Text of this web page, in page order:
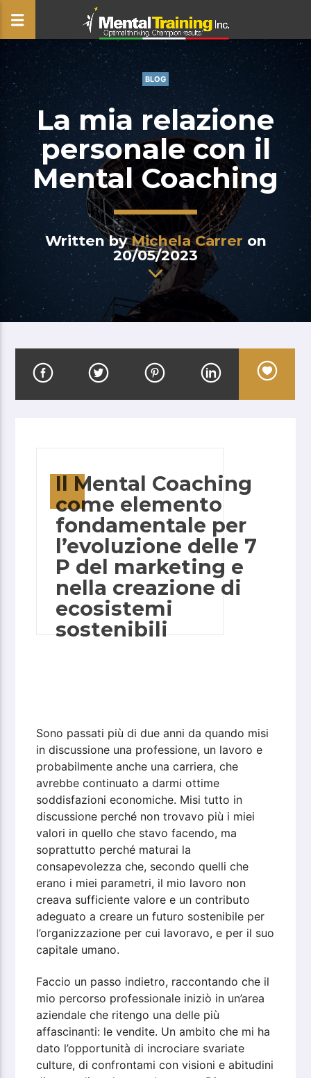
CLOSE
BLOG
La mia relazione
personale con il
Mental Coaching
Written byMichela Carrer on
20/05/2023
Il Mental Coaching
come elemento
fondamentale per
l’evoluzione delle 7
P del marketing e
nella creazione di
ecosistemi
sostenibili
Sono passati più di due anni da quando misi
in discussione una professione, un lavoro e
probabilmente anche una carriera, che
avrebbe continuato a darmi ottime
soddisfazioni economiche. Misi tutto in
discussione perché non trovavo più i miei
valori in quello che stavo facendo, ma
soprattutto perché maturai la
consapevolezza che, secondo quelli che
erano i miei parametri, il mio lavoro non
creava sufficiente valore e un contributo
adeguato a creare un futuro sostenibile per
l’organizzazione per cui lavoravo, e per il suo
capitale umano.
Faccio un passo indietro, raccontando che il
mio percorso professionale iniziò in un’area
aziendale che ritengo una delle più
affascinanti: le vendite. Un ambito che mi ha
dato l’opportunità di incrociare svariate
culture, di confrontami con visioni e abitudini